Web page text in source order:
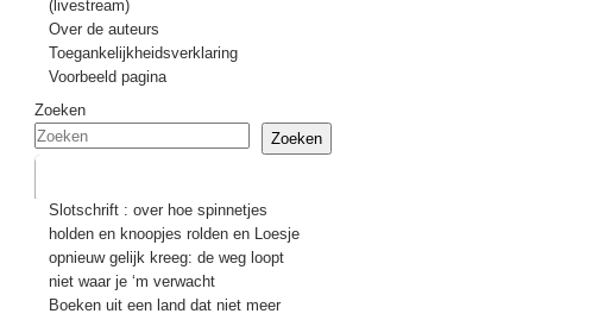
(livestream)
Over de auteurs
Toegankelijkheidsverklaring
Voorbeeld pagina
Zoeken
Zoeken
Slotschrift : over hoe spinnetjes
holden en knoopjes rolden en Loesje
opnieuw gelijk kreeg: de weg loopt
niet waar je ‘m verwacht
Boeken uit een land dat niet meer